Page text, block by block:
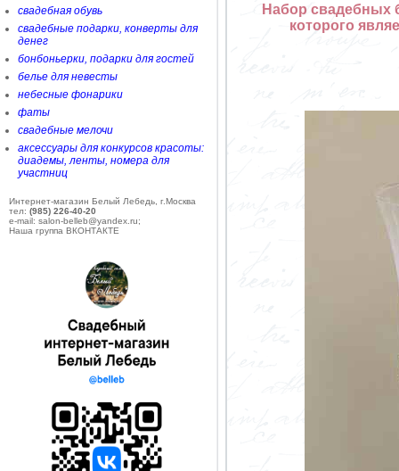
свадебная обувь
свадебные подарки, конверты для
денег
бонбоньерки, подарки для гостей
белье для невесты
небесные фонарики
фаты
свадебные мелочи
аксессуары для конкурсов красоты:
диадемы, ленты, номера для
участниц
Интернет-магазин Белый Лебедь, г.Москва
тел: (985) 226-40-20
e-mail: salon-belleb@yandex.ru;
Наша группа ВКОНТАКТЕ
Набор свадебных
которого